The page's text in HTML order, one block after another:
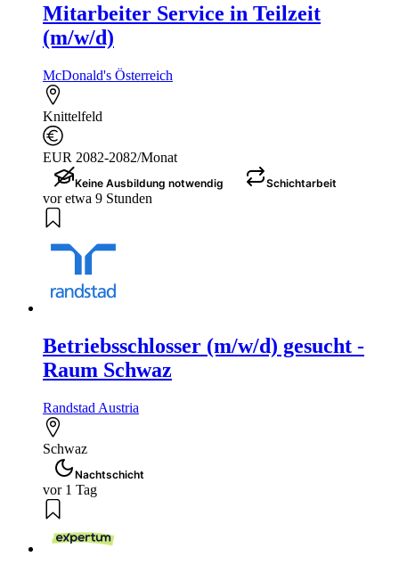
Mitarbeiter Service in Teilzeit
(m/w/d)
McDonald's Österreich
Knittelfeld
EUR 2082-2082/Monat
Keine Ausbildung notwendig Schichtarbeit
vor etwa 9 Stunden
Betriebsschlosser (m/w/d) gesucht -
Raum Schwaz
Randstad Austria
Schwaz
Nachtschicht
vor 1 Tag